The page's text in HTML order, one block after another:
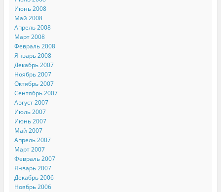
Июнь 2008
Май 2008
Апрель 2008
Март 2008
Февраль 2008
Январь 2008
Декабрь 2007
Ноябрь 2007
Октябрь 2007
Сентябрь 2007
Август 2007
Июль 2007
Июнь 2007
Май 2007
Апрель 2007
Март 2007
Февраль 2007
Январь 2007
Декабрь 2006
Ноябрь 2006